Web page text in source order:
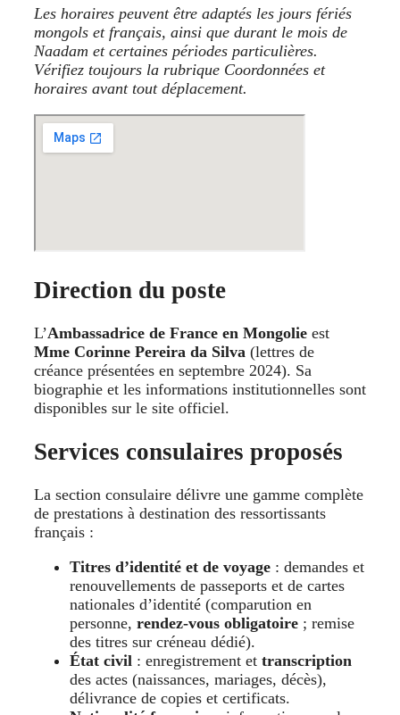
Les horaires peuvent être adaptés les jours fériés
mongols et français, ainsi que durant le mois de
Naadam et certaines périodes particulières.
Vérifiez toujours la rubrique Coordonnées et
horaires avant tout déplacement.
Direction du poste
L’Ambassadrice de France en Mongolie est
Mme Corinne Pereira da Silva (lettres de
créance présentées en septembre 2024). Sa
biographie et les informations institutionnelles sont
disponibles sur le site officiel.
Services consulaires proposés
La section consulaire délivre une gamme complète
de prestations à destination des ressortissants
français :
Titres d’identité et de voyage : demandes et
renouvellements de passeports et de cartes
nationales d’identité (comparution en
personne, rendez-vous obligatoire ; remise
des titres sur créneau dédié).
État civil : enregistrement et transcription
des actes (naissances, mariages, décès),
délivrance de copies et certificats.